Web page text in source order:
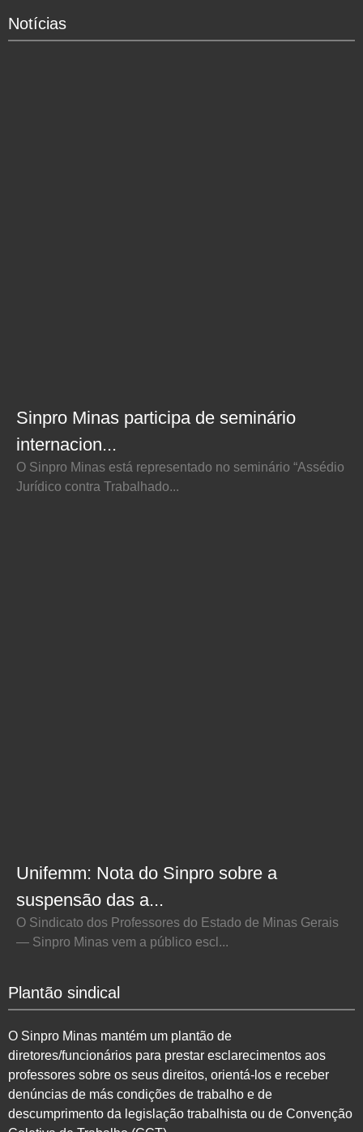
Notícias
Sinpro Minas participa de seminário
internacion...
O Sinpro Minas está representado no seminário “Assédio
Jurídico contra Trabalhado...
Unifemm: Nota do Sinpro sobre a
suspensão das a...
O Sindicato dos Professores do Estado de Minas Gerais
— Sinpro Minas vem a público escl...
Plantão sindical
O Sinpro Minas mantém um plantão de
diretores/funcionários para prestar esclarecimentos aos
professores sobre os seus direitos, orientá-los e receber
denúncias de más condições de trabalho e de
descumprimento da legislação trabalhista ou de Convenção